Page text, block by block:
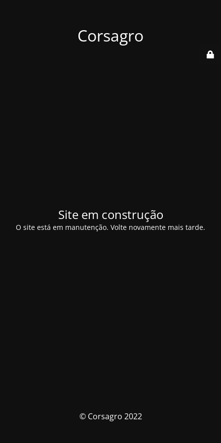
Corsagro
Site em construção
O site está em manutenção. Volte novamente mais tarde.
© Corsagro 2022